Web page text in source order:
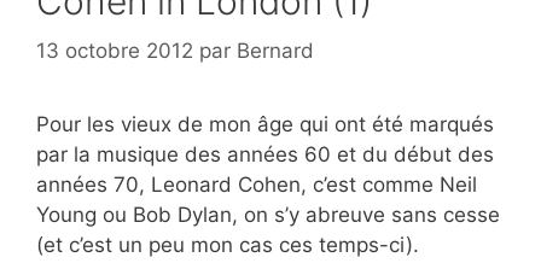
13 octobre 2012 par Bernard
Pour les vieux de mon âge qui ont été marqués
par la musique des années 60 et du début des
années 70, Leonard Cohen, c’est comme Neil
Young ou Bob Dylan, on s’y abreuve sans cesse
(et c’est un peu mon cas ces temps-ci).